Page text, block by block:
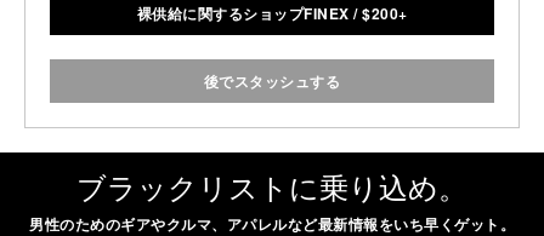
裸供給に関するショップFINEX /$200+
後でスタッシュする
ブラックリストに乗り込め。
男性のためのギアやクルマ、アパレルなど最新情報をいち早くゲット。